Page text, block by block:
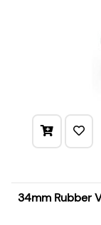
34mm Rubber